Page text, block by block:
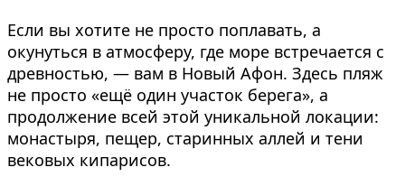
Если вы хотите не просто поплавать, а
окунуться в атмосферу, где море встречается с
древностью, — вам в Новый Афон. Здесь пляж
не просто «ещё один участок берега», а
продолжение всей этой уникальной локации:
монастыря, пещер, старинных аллей и тени
вековых кипарисов.